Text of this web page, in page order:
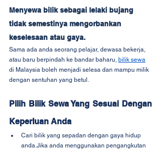
Menyewa bilik sebagai lelaki bujang
tidak semestinya mengorbankan
keselesaan atau gaya.
Sama ada anda seorang pelajar, dewasa bekerja,
atau baru berpindah ke bandar baharu, bilik sewa
di Malaysia boleh menjadi selesa dan mampu milik
dengan sentuhan yang betul.
Pilih Bilik Sewa Yang Sesuai Dengan
Keperluan Anda
Cari bilik yang sepadan dengan gaya hidup
anda.Jika anda menggunakan pengangkutan